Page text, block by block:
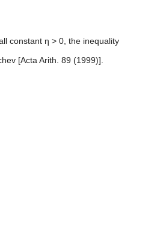
constant η > 0, the inequality
[Acta Arith. 89 (1999)].